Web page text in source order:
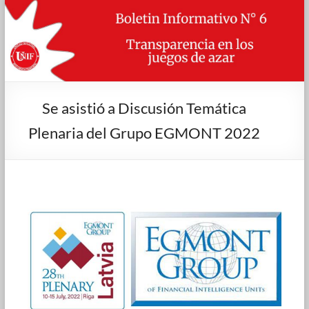
Se asistió a Discusión Temática
Plenaria del Grupo EGMONT 2022